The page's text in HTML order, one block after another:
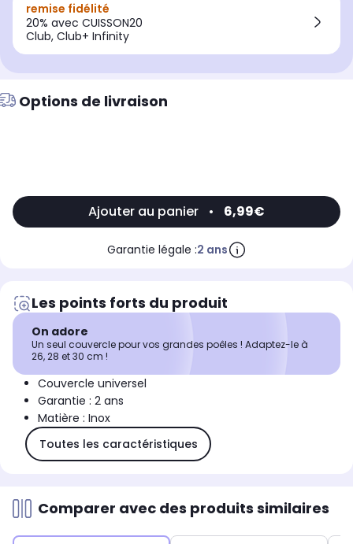
remise fidélité
20% avec CUISSON20
Club, Club+ Infinity
Options de livraison
Ajouter au panier • 6,99€
Garantie légale :2 ans
Les points forts du produit
On adore
Un seul couvercle pour vos grandes poêles ! Adaptez-le à
26, 28 et 30 cm !
Couvercle universel
Garantie : 2 ans
Matière : Inox
Toutes les caractéristiques
Comparer avec des produits similaires